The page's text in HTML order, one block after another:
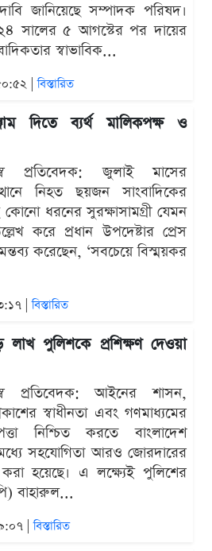
দাবি জানিয়েছে সম্পাদক পরিষদ।
সালের ৫ আগস্টের পর দায়ের
স্বাভাবিক...
|বিস্তারিত
দিতে ব্যর্থ মালিকপক্ষ ও
প্রতিবেদক: জুলাই মাসের
নিহত ছয়জন সাংবাদিকের
কোনো ধরনের সুরক্ষাসামগ্রী যেমন
করে প্রধান উপদেষ্টার প্রেস
করেছেন, ‘সবচেয়ে বিস্ময়কর
|বিস্তারিত
লাখ পুলিশকে প্রশিক্ষণ দেওয়া
প্রতিবেদক: আইনের শাসন,
স্বাধীনতা এবং গণমাধ্যমের
নিশ্চিত করতে বাংলাদেশ
সহযোগিতা আরও জোরদারের
হয়েছে। এ লক্ষ্যেই পুলিশের
বাহারুল...
|বিস্তারিত